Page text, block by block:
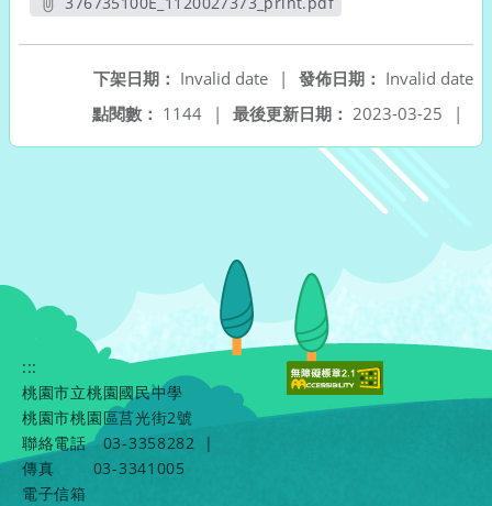
發佈日期： Invalid date
下架日期： Invalid date
|
最後更新日期： 2023-03-25 |
點閱數： 1144 |
:::
桃園市立桃園國民中學
桃園市桃園區莒光街2號
聯絡電話
03-3358282
|
傳真
03-3341005
電子信箱